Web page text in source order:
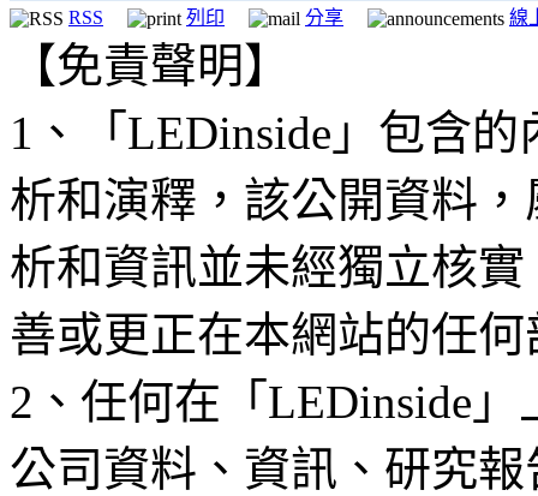
RSS
列印 分享 線
【免責聲明】
1、「LEDinside」包含
析和演釋，該公開資料
析和資訊並未經獨立核
善或更正在本網站的任
2、任何在「LEDinside
公司資料、資訊、研究